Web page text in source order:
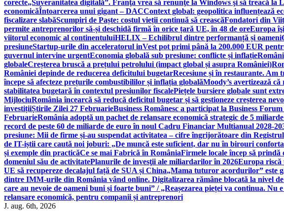
corecte„Suveranitatea digitală”. Franţa vrea să renunţe la Windows şi să treacă la
economicăÎntoarcerea unui gigant – DACContext global: geopolitica influențează
fiscalizare slabăScumpiri de Paște: costul vieții continuă să creascăFondatori din
permite antreprenorilor să-și deschidă firmă în orice țară UE, în 48 de oreEuropa
viitorul economic al continentuluiHELIX – Echilibrul dintre performanță și oameni
presiuneStartup-urile din acceleratorul inVest pot primi până la 200.000 EUR
guvernul intervine urgentEconomia globală sub presiune: conflicte și inflație
globaleCreșterea bruscă a prețului petrolului (impact global și asupra României)
României depinde de reducerea deficitului bugetarRecesiune și în restaurante. Am
începe să afecteze prețurile combustibililor și inflația globalăMoody’s avertizează
stabilitatea bugetară în contextul presiunilor fiscalePiețele bursiere globale sunt
MijlociuRomânia încearcă să reducă deficitul bugetar și să gestioneze creșterea
investițiiȘtirile Zilei 27 FebruarieBusiness Românesc a participat la Business
FebruarieRomânia adoptă un pachet de relansare economică strategic de 5
record de peste 60 de miliarde de euro în noul Cadru Financiar Multianual 2028-
presiune: Mii de firme și-au suspendat activitatea – cifre îngrijorătoare din
de IT-iștii care caută noi joburi: „De muncă este suficient, dar nu în birouri
și exemple din practicăCe se mai Fabrică în RomâniaFirmele locale încep să
domeniul său de activitatePlanurile de invesţii ale miliardarilor în 2026Europa riscă
UE să recupereze decalajul față de SUA și China„Mama tuturor acordurilor” este
dintre IMM-urile din România vând online. Digitalizarea rămâne blocată la nivel
care au nevoie de oameni buni și foarte buni” / „Reașezarea pieței va continua. Nu
relansare economică, pentru companii și antreprenori
J. aug. 6th, 2026